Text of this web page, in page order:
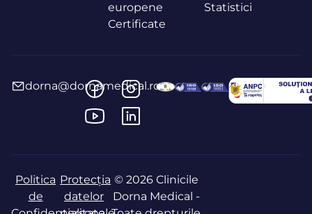
europene
Certificate
Statistici
dorna@dornamedical.ro
Politica
de
Protecția
datelor
© 2026 Clinicile
Dorna Medical -